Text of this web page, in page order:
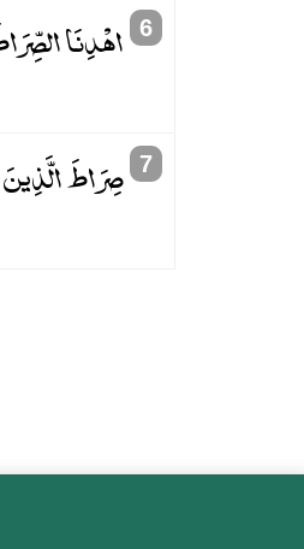
6 اهْدِنَا
7 صِرَاطَ